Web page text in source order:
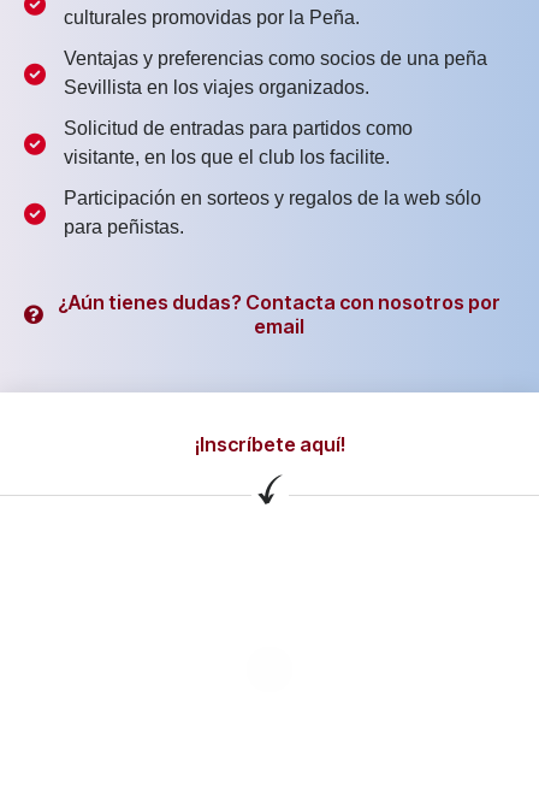
culturales promovidas por la Peña.
Ventajas y preferencias como socios de una peña
Sevillista en los viajes organizados.
Solicitud de entradas para partidos como
visitante, en los que el club los facilite.
Participación en sorteos y regalos de la web sólo
para peñistas.
¿Aún tienes dudas? Contacta con nosotros por
email
¡Inscríbete aquí!